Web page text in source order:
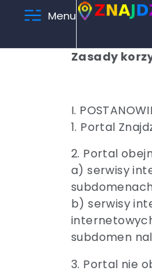
Menu
Zasady
I.
1. Portal
2. Portal
a) serwisy
b) serwisy
subdomen
3. Portal nie